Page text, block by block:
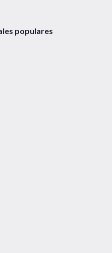
populares